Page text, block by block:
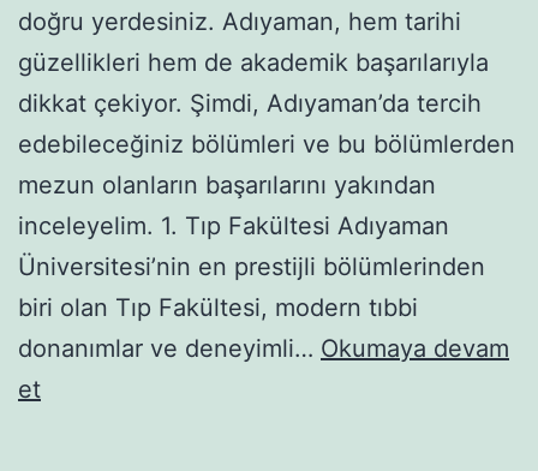
doğru yerdesiniz. Adıyaman, hem tarihi
güzellikleri hem de akademik başarılarıyla
dikkat çekiyor. Şimdi, Adıyaman’da tercih
edebileceğiniz bölümleri ve bu bölümlerden
mezun olanların başarılarını yakından
inceleyelim. 1. Tıp Fakültesi Adıyaman
Üniversitesi’nin en prestijli bölümlerinden
biri olan Tıp Fakültesi, modern tıbbi
donanımlar ve deneyimli… Okumaya devam
etAdıyaman’da